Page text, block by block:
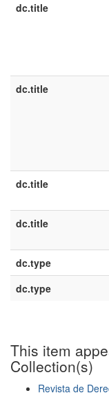
dc.title
dc.title
dc.title
dc.title
dc.type
dc.type
This item
Collection(s)
Revista de